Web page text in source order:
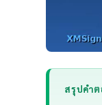
สรุปคำต